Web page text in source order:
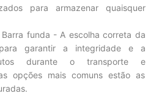
para armazenar quaisquer
Barra funda - A escolha correta da
garantir a integridade e a
durante o transporte e
opções mais comuns estão as